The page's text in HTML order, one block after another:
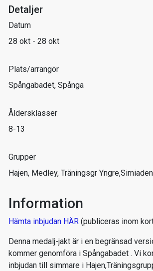
Detaljer
Datum
28 okt - 28 okt
Plats/arrangör
Spångabadet, Spånga
Åldersklasser
8-13
Grupper
Hajen, Medley, Träningsgr Yngre,Simiaden
Information
Hämta inbjudan HÄR (publiceras inom
Denna medalj-jakt är i en begränsad
kommer genomföra i Spångabadet . Vi
inbjudan till simmare i